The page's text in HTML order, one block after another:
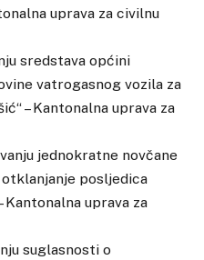
uprava za civilnu
sredstava općini
vatrogasnog vozila za
– Kantonalna uprava za
jednokratne novčane
posljedica
Kantonalna uprava za
suglasnosti o